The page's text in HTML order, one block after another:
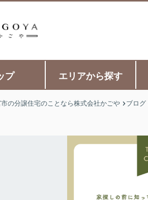
プ エリアから探す
の分譲住宅のことなら株式会社かごや ブログ